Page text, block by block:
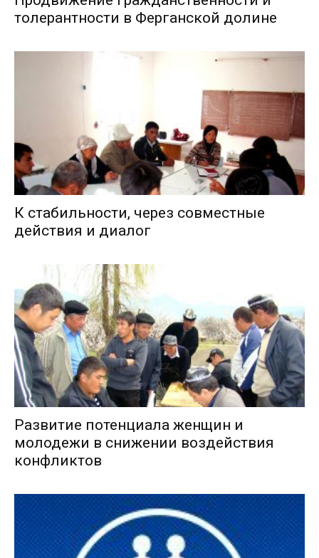
толерантности в Ферганской долине
К стабильности, через совместные
действия и диалог
Развитие потенциала женщин и
молодежи в снижении воздействия
конфликтов